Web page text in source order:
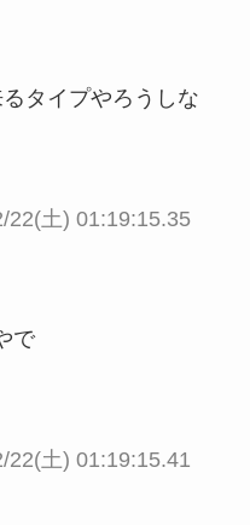
タイプやろうしな
22(土) 01:19:15.35
で
22(土) 01:19:15.41